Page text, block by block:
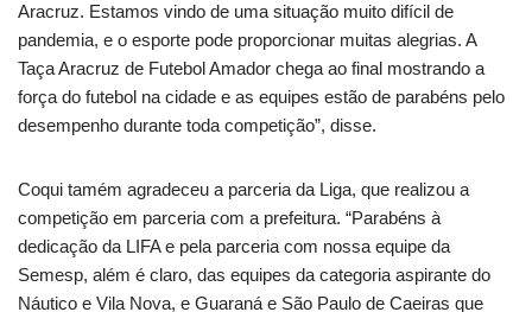
Aracruz. Estamos vindo de uma situação muito difícil de
pandemia, e o esporte pode proporcionar muitas alegrias. A
Taça Aracruz de Futebol Amador chega ao final mostrando a
força do futebol na cidade e as equipes estão de parabéns pelo
desempenho durante toda competição”, disse.
Coqui tamém agradeceu a parceria da Liga, que realizou a
competição em parceria com a prefeitura. “Parabéns à
dedicação da LIFA e pela parceria com nossa equipe da
Semesp, além é claro, das equipes da categoria aspirante do
Náutico e Vila Nova, e Guaraná e São Paulo de Caeiras que